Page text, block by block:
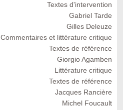
Textes d'intervention
Gabriel Tarde
Gilles Deleuze
Commentaires et littérature critique
Textes de référence
Giorgio Agamben
Littérature critique
Textes de référence
Jacques Rancière
Michel Foucault